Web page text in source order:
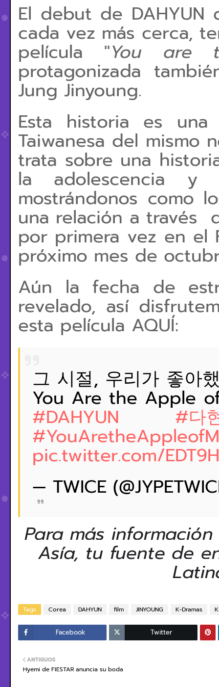
El debut de
cada vez más cerca,
película "You are
protagonizada
Jung Jinyoung.
Esta historia es
Taiwanesa del mismo
trata sobre una
la adolescencia y
mostrándonos como
una relación a través
por primera vez en el
próximo mes de
Aún la fecha de
revelado, así
esta película AQUÍ:
그 시절, 우리가 좋아
You Are the Apple
#DAHYUN #다
pic.twitter.com/
— TWICE
Para más
Asía, tu fuente de
Tags Corea DAHYUN film JINYOUNG K-Dramas
Facebook Twitter
ANTIGUOS
Hyemi de FIESTAR anuncia su boda